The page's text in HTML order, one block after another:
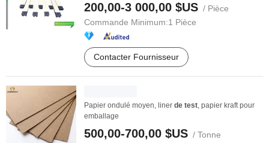
200,00-3 000,00 $US / Pièce
Commande Minimum:1 Pièce
Contacter Fournisseur
Papier ondulé moyen, liner de test, papier kraft pour
emballage
500,00-700,00 $US / Tonne